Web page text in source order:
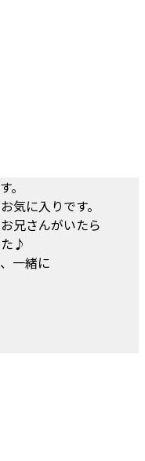
。
気に入りです。
兄さんがいたら
♪
一緒に